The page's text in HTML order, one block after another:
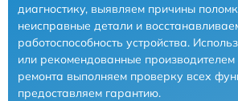
диагностику, выявляем причины
неисправные детали и
работоспособность устройства.
или рекомендованные производителем
ремонта выполняем проверку всех
предоставляем гарантию.